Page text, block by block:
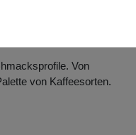
können sich die
Wert auf nachhaltigen
Von
von Kaffeesorten.